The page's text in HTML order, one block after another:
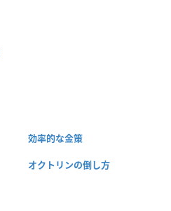
効率的な金策
オクトリンの倒し方